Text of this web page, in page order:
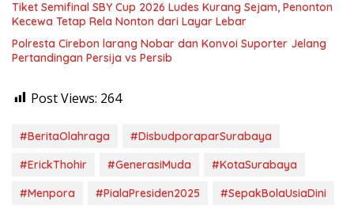
Tiket Semifinal SBY Cup 2026 Ludes Kurang Sejam, Penonton
Kecewa Tetap Rela Nonton dari Layar Lebar
Polresta Cirebon larang Nobar dan Konvoi Suporter Jelang
Pertandingan Persija vs Persib
Post Views: 264
#BeritaOlahraga
#DisbudporaparSurabaya
#ErickThohir
#GenerasiMuda
#KotaSurabaya
#Menpora
#PialaPresiden2025
#SepakBolaUsiaDini